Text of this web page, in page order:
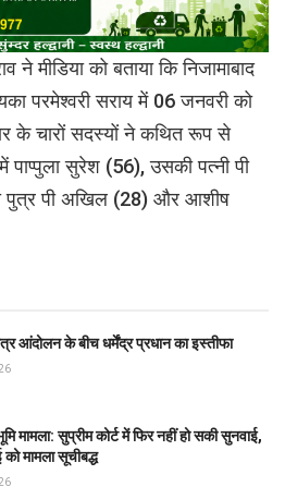
ने मीडिया को बताया कि निजामाबाद
परमेश्वरी सराय में 06 जनवरी को
के चारों सदस्यों ने कथित रूप से
सुरेश (56), उसकी पत्नी पी
पुत्र पी अखिल (28) और आशीष
आंदोलन के बीच धर्मेंद्र प्रधान का इस्तीफा
मामला: सुप्रीम कोर्ट में फिर नहीं हो सकी सुनवाई,
मामला सूचीबद्ध